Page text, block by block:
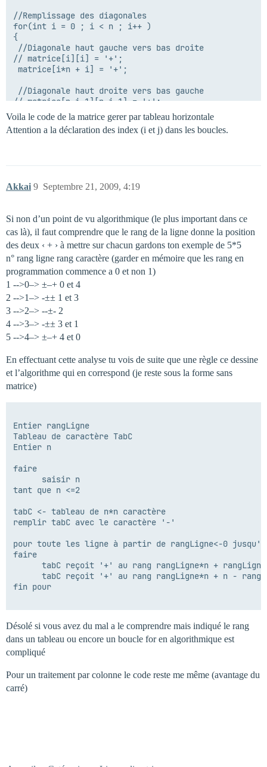
//Remplissage des diagonales
for(int i = 0 ; i < n ; i++ )
{
//Diagonale haut gauche vers bas droite
// matrice[i][i] = '+';
matrice[i*n + i] = '+';
//Diagonale haut droite vers bas gauche
// matrice[n-i-1][n-i-1] = '+';
matrice[(n-i-1)*n +(n-i-1)] = '+';
}
Voila le code de la matrice gerer par tableau horizontale
Attention a la déclaration des index (i et j) dans les boucles.
Akkai Septembre 21, 2009, 4:19
9
Si non d’un point de vu algorithmique (le plus important dans ce
cas là), il faut comprendre que le rang de la ligne donne la position
des deux ‹ + › à mettre sur chacun gardons ton exemple de 5*5
n° rang ligne rang caractère (garder en mémoire que les rang en
programmation commence a 0 et non 1)
1 -->0–> ±–+ 0 et 4
2 -->1–> -±± 1 et 3
3 -->2–> --±- 2
4 -->3–> -±± 3 et 1
5 -->4–> ±–+ 4 et 0
En effectuant cette analyse tu vois de suite que une règle ce dessine
et l’algorithme qui en correspond (je reste sous la forme sans
matrice)
Entier rangLigne
Tableau de caractère TabC
Entier n
faire
      saisir n
tant que n <=2
tabC <- tableau de n*n caractère
remplir tabC avec le caractère '-'
pour toute les ligne à partir de rangLigne<-0 jusqu'à
faire
      tabC reçoit '+' au rang rangLigne*n + rangLigne
tabC reçoit '+' au rang rangLigne*n + n -
fin pour
Désolé si vous avez du mal a le comprendre mais indiqué le rang
dans un tableau ou encore un boucle for en algorithmique est
compliqué
Pour un traitement par colonne le code reste me même (avantage du
carré)